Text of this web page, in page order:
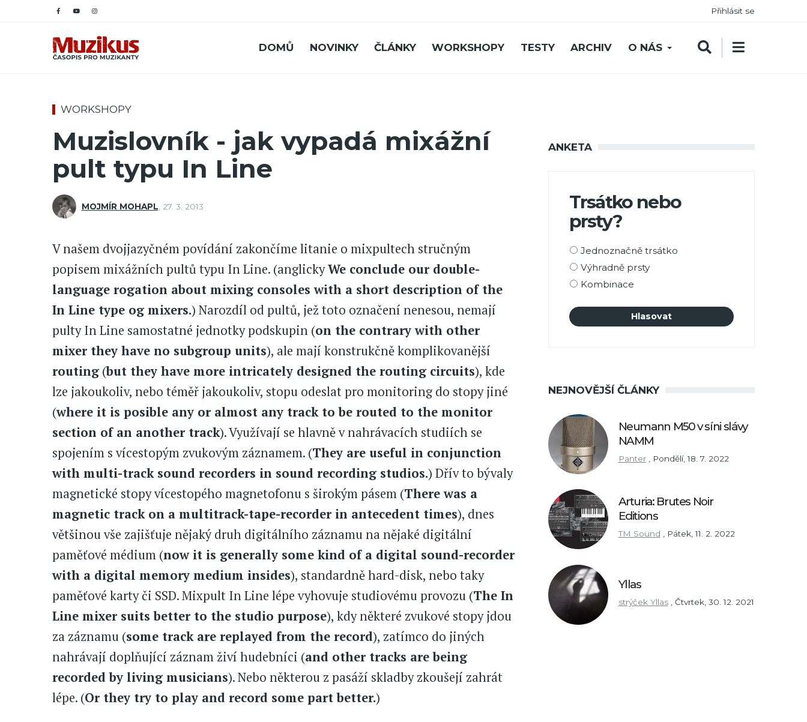
Přihlásit se
DOMŮ NOVINKY ČLÁNKY WORKSHOPY TESTY ARCHIV O NÁS
WORKSHOPY
Muzislovník - jak vypadá mixážní
pult typu In Line
MOJMÍR MOHAPL 27. 3. 2013
V našem dvojjazyčném povídání zakončíme litanie o mixpultech stručným
popisem mixážních pultů typu In Line. (anglickyWe conclude our double-
language rogation about mixing consoles with a short description of the
In Line type og mixers.) Narozdíl od pultů, jež toto označení nenesou, nemají
pulty In Line samostatné jednotky podskupin (on the contrary with other
mixer they have no subgroup units), ale mají konstrukčně komplikovanější
routing (but they have more intricately designed the routing circuits), kde
lze jakoukoliv, nebo téměř jakoukoliv, stopu odeslat pro monitoring do stopy jiné
(where it is posible any or almost any track to be routed to the monitor
section of an another track). Využívají se hlavně v nahrávacích studiích se
spojením s vícestopým zvukovým záznamem. (They are useful in conjunction
with multi-track sound recorders in sound recording studios.) Dřív to bývaly
magnetické stopy vícestopého magnetofonu s širokým pásem (There was a
magnetic track on a multitrack-tape-recorder in antecedent times), dnes
většinou vše zajišťuje nějaký druh digitálního záznamu na nějaké digitální
paměťové médium (now it is generally some kind of a digital sound-recorder
with a digital memory medium insides), standardně hard-disk, nebo taky
paměťové karty či SSD. Mixpult In Line lépe vyhovuje studiovému provozu (The In
Line mixer suits better to the studio purpose), kdy některé zvukové stopy jdou
za záznamu (some track are replayed from the record), zatímco do jiných
nahrávají doplňující záznam živí hudebníci (and other tracks are being
recorded by living musicians). Nebo některou z pasáží skladby zkoušejí zahrát
lépe. (Or they try to play and record some part better.)
ANKETA
Trsátko nebo
prsty?
Možnosti
výběru
Jednoznačně trsátko
Výhradně prsty
Kombinace
NEJNOVĚJŠÍ ČLÁNKY
Neumann M50 v síni slávy
NAMM
Panter Pondělí, 18. 7. 2022
Arturia: Brutes Noir
Editions
TM Sound , Pátek, 11. 2. 2022
Yllas
strýček Yllas Čtvrtek, 30. 12. 2021